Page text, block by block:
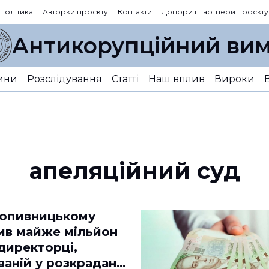
Авторки проєкту Контакти Донори і партнери проєкту
Антикорупційний
Розслідування Статті Наш вплив Вироки
апеляційний суд
майже мільйон
у розкраданні